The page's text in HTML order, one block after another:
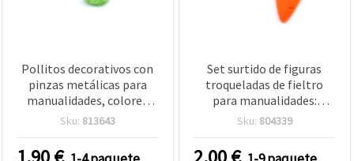
Pollitos decorativos con
pinzas metálicas para
manualidades, colores
surtidos (MIX), 50 x 50 mm
Sku: 813643
Set surtido de figuras
troqueladas de fieltro
para manualidades:
conejo 130x90 mm y
Sku: 804339